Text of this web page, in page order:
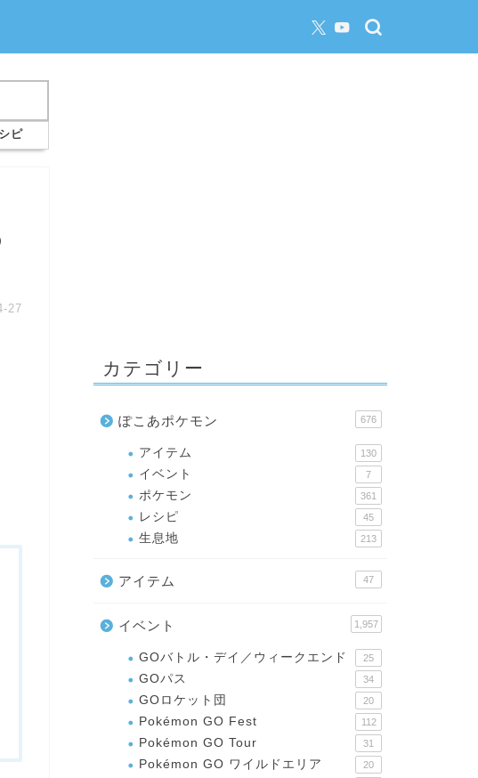
ピ
27
カテゴリー
ぽこあポケモン 676
アイテム 130
イベント 7
ポケモン 361
レシピ 45
生息地 213
アイテム 47
イベント 1,957
GOバトル・デイ／ウィークエンド 25
GOパス 34
GOロケット団 20
Pokémon GO Fest 112
Pokémon GO Tour 31
Pokémon GO ワイルドエリア 20